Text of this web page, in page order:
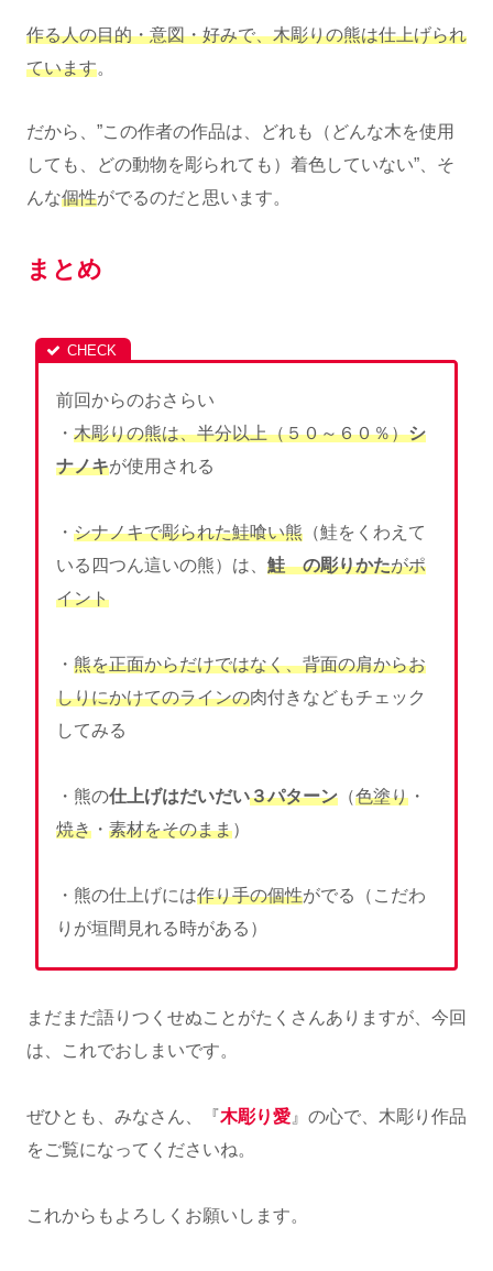
作る人の目的・意図・好みで、木彫りの熊は仕上げられ
ています。
だから、”この作者の作品は、どれも（どんな木を使用
しても、どの動物を彫られても）着色していない”、そ
んな個性がでるのだと思います。
まとめ
前回からのおさらい
・ 木彫りの熊は、半分以上（５０～６０％）シ
ナノキが使用される
・ シナノキで彫られた鮭喰い熊 （鮭をくわえて
いる四つん這いの熊）は、 鮭 の彫りかたがポ
イント
・ 熊を正面からだけではなく、背面の肩からお
しりにかけてのラインの肉付きなどもチェック
してみる
・熊の仕上げはだいだい３パターン （色塗り ・
焼き ・ 素材をそのまま）
・熊の仕上げには作り手の個性がでる（こだわ
りが垣間見れる時がある）
まだまだ語りつくせぬことがたくさんありますが、今回
は、これでおしまいです。
ぜひとも、みなさん、『木彫り愛』の心で、木彫り作品
をご覧になってくださいね。
これからもよろしくお願いします。